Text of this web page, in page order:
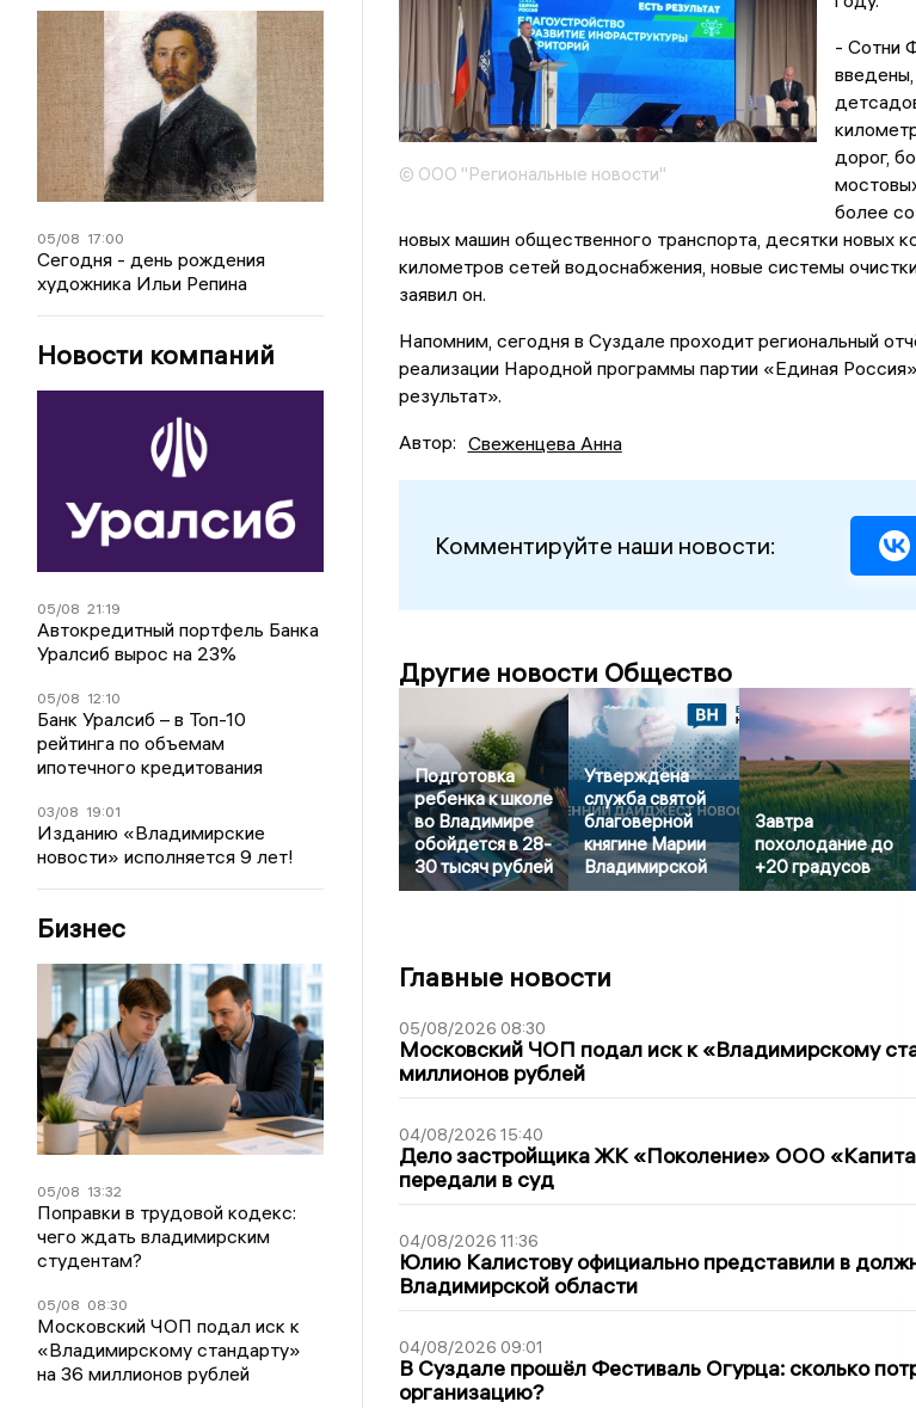
05/08 17:00
Сегодня - день рождения
художника Ильи Репина
Новости компаний
05/08 21:19
Автокредитный портфель Банка
Уралсиб вырос на 23%
05/08 12:10
Банк Уралсиб – в Топ-10
рейтинга по объемам
ипотечного кредитования
03/08 19:01
Изданию «Владимирские
новости» исполняется 9 лет!
Бизнес
05/08 13:32
Поправки в трудовой кодекс:
чего ждать владимирским
студентам?
05/08 08:30
Московский ЧОП подал иск к
«Владимирскому стандарту»
на 36 миллионов рублей
© ООО "Региональные новости"
- Сотни
дорог,
более
новых машин общественного транспорта, десятки новых
километров сетей водоснабжения, новые системы
заявил он.
Напомним, сегодня в Суздале проходит региональный
реализации Народной программы партии «Единая
результат».
Автор: Свеженцева Анна
Комментируйте наши новости:
Другие новости Общество
Подготовка
ребенка к школе
во Владимире
обойдется в 28-
30 тысяч рублей
Утверждена
служба святой
благоверной
княгине Марии
Владимирской
Завтра
похолодание до
+20 градусов
Главные новости
05/08/2026 08:30
Московский ЧОП подал иск к «Владимирскому
миллионов рублей
04/08/2026 15:40
Дело застройщика ЖК «Поколение» ООО
передали в суд
04/08/2026 11:36
Юлию Калистову официально представили в
Владимирской области
04/08/2026 09:01
В Суздале прошёл Фестиваль Огурца: сколько
организацию?